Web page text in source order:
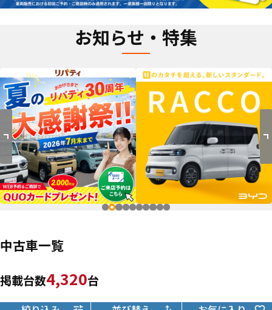
お知らせ・特集
中古車一覧
掲載台数4,320台